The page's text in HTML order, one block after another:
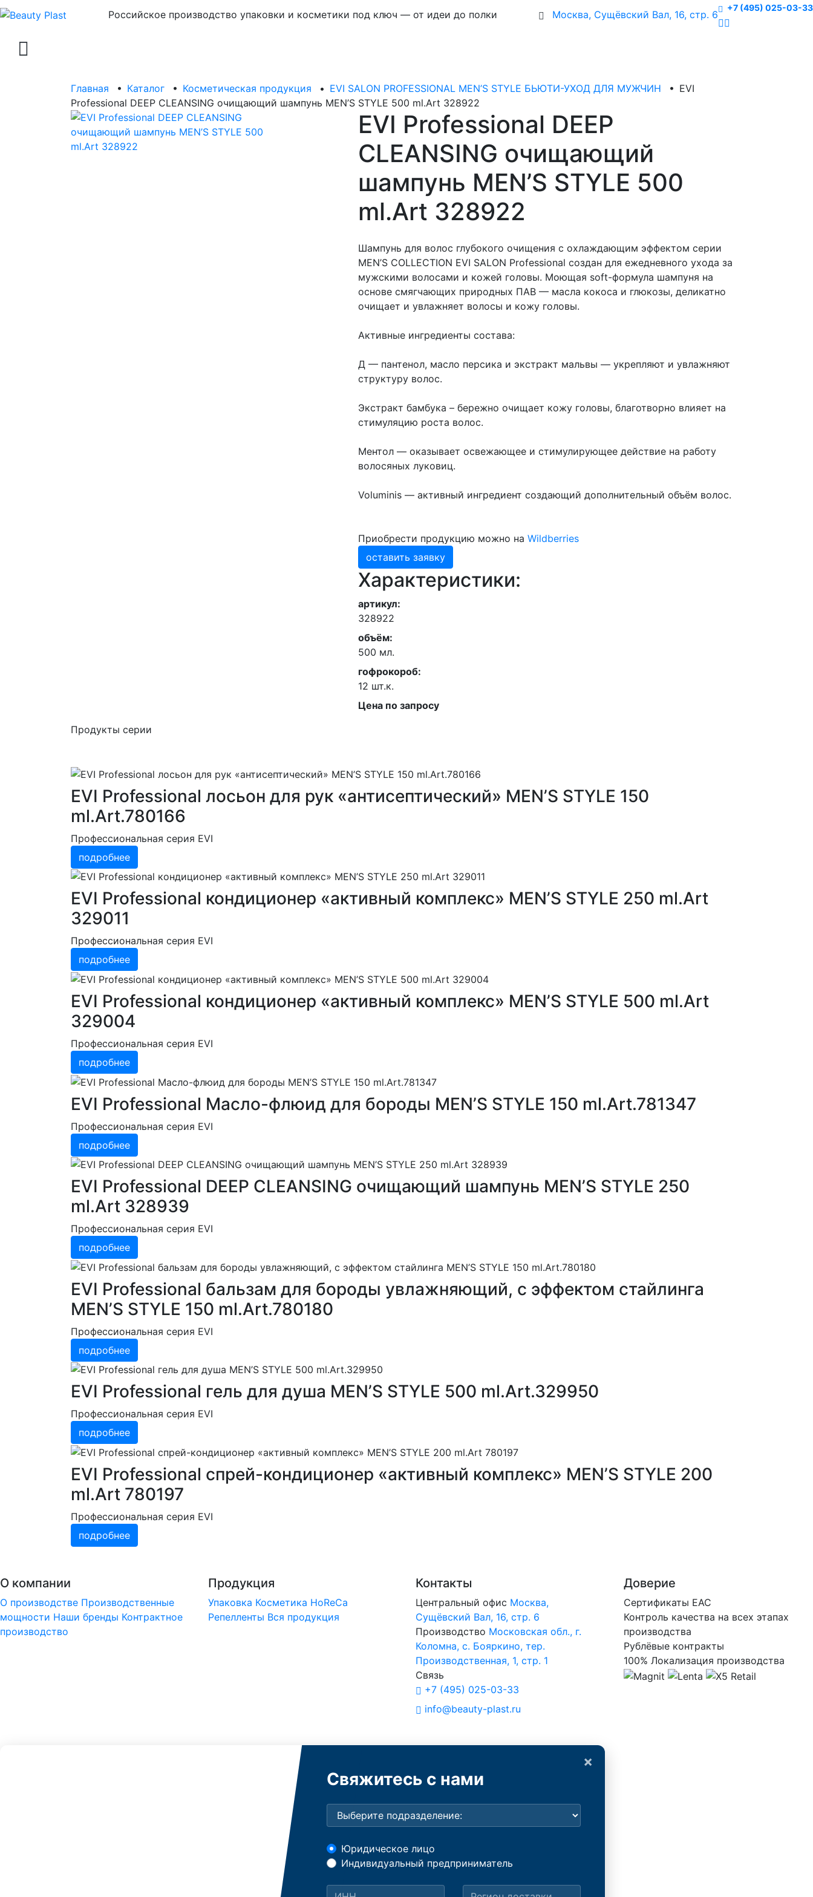
Российское производство упаковки и косметики под ключ — от идеи до полки Москва, Сущёвский Вал, 16, стр. 6
+7 (495) 025-03-33
Главная • Каталог • Косметическая продукция • EVI SALON PROFESSIONAL MEN’S STYLE БЬЮТИ-УХОД ДЛЯ МУЖЧИН • EVI
Professional DEEP CLEANSING очищающий шампунь MEN’S STYLE 500 ml.Art 328922
EVI Professional DEEP
CLEANSING очищающий
шампунь MEN’S STYLE 500
ml.Art 328922
Шампунь для волос глубокого очищения с охлаждающим эффектом серии
MEN’S COLLECTION EVI SALON Professional создан для ежедневного ухода за
мужскими волосами и кожей головы. Моющая soft-формула шампуня на
основе смягчающих природных ПАВ — масла кокоса и глюкозы, деликатно
очищает и увлажняет волосы и кожу головы.
Активные ингредиенты состава:
Д — пантенол, масло персика и экстракт мальвы — укрепляют и увлажняют
структуру волос.
Экстракт бамбука – бережно очищает кожу головы, благотворно влияет на
стимуляцию роста волос.
Ментол — оказывает освежающее и стимулирующее действие на работу
волосяных луковиц.
Voluminis — активный ингредиент создающий дополнительный объём волос.
Приобрести продукцию можно на Wildberries
оставить заявку
Характеристики:
артикул:
328922
объём:
500 мл.
гофрокороб:
12 шт.к.
Цена по запросу
Продукты серии
EVI Professional лосьон для рук «антисептический» MEN’S STYLE 150
ml.Art.780166
Профессиональная серия EVI
подробнее
EVI Professional кондиционер «активный комплекс» MEN’S STYLE 250 ml.Art
329011
Профессиональная серия EVI
подробнее
EVI Professional кондиционер «активный комплекс» MEN’S STYLE 500 ml.Art
329004
Профессиональная серия EVI
подробнее
EVI Professional Масло-флюид для бороды MEN’S STYLE 150 ml.Art.781347
Профессиональная серия EVI
подробнее
EVI Professional DEEP CLEANSING очищающий шампунь MEN’S STYLE 250
ml.Art 328939
Профессиональная серия EVI
подробнее
EVI Professional бальзам для бороды увлажняющий, с эффектом стайлинга
MEN’S STYLE 150 ml.Art.780180
Профессиональная серия EVI
подробнее
EVI Professional гель для душа MEN’S STYLE 500 ml.Art.329950
Профессиональная серия EVI
подробнее
EVI Professional спрей-кондиционер «активный комплекс» MEN’S STYLE 200
ml.Art 780197
Профессиональная серия EVI
подробнее
О компании
О производстве Производственные
мощности Наши бренды Контрактное
производство
Продукция
Упаковка Косметика HoReCa
Репелленты Вся продукция
Контакты
Центральный офис Москва,
Сущёвский Вал, 16, стр. 6
Производство Московская обл., г.
Коломна, с. Бояркино, тер.
Производственная, 1, стр. 1
Связь
+7 (495) 025-03-33
info@beauty-plast.ru
Доверие
Сертификаты ЕАС
Контроль качества на всех этапах
производства
Рублёвые контракты
100% Локализация производства
×
Свяжитесь с нами
Юридическое лицо
Индивидуальный предприниматель